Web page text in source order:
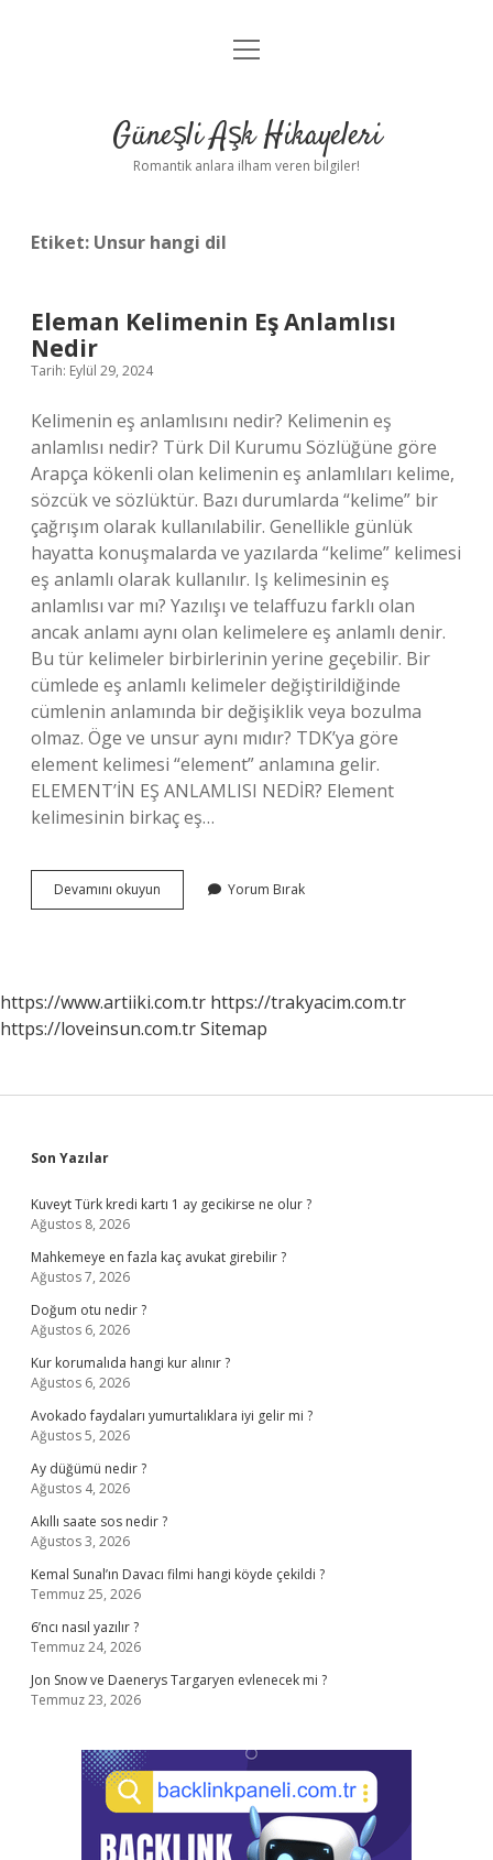
Anasayfa
Yasal Uyarı
menüyü
Güneşli Aşk Hikayeleri
Romantik anlara ilham veren bilgiler!
Etiket: Unsur hangi dil
Eleman Kelimenin Eş Anlamlısı
Nedir
Tarih: Eylül 29, 2024
Kelimenin eş anlamlısını nedir? Kelimenin eş
anlamlısı nedir? Türk Dil Kurumu Sözlüğüne göre
Arapça kökenli olan kelimenin eş anlamlıları kelime,
sözcük ve sözlüktür. Bazı durumlarda “kelime” bir
çağrışım olarak kullanılabilir. Genellikle günlük
hayatta konuşmalarda ve yazılarda “kelime” kelimesi
eş anlamlı olarak kullanılır. Iş kelimesinin eş
anlamlısı var mı? Yazılışı ve telaffuzu farklı olan
ancak anlamı aynı olan kelimelere eş anlamlı denir.
Bu tür kelimeler birbirlerinin yerine geçebilir. Bir
cümlede eş anlamlı kelimeler değiştirildiğinde
cümlenin anlamında bir değişiklik veya bozulma
olmaz. Öge ve unsur aynı mıdır? TDK’ya göre
element kelimesi “element” anlamına gelir.
ELEMENT’İN EŞ ANLAMLISI NEDİR? Element
kelimesinin birkaç eş…
Devamını okuyun
Kelimenin
Yorum Bırak
https://www.artiiki.com.tr https://trakyacim.com.tr
https://loveinsun.com.trSitemap
Sidebar
Son Yazılar
Kuveyt Türk kredi kartı 1 ay gecikirse ne olur ?
Ağustos 8, 2026
Mahkemeye en fazla kaç avukat girebilir ?
Ağustos 7, 2026
Doğum otu nedir ?
Ağustos 6, 2026
Kur korumalıda hangi kur alınır ?
Ağustos 6, 2026
Avokado faydaları yumurtalıklara iyi gelir mi ?
Ağustos 5, 2026
Ay düğümü nedir ?
Ağustos 4, 2026
Akıllı saate sos nedir ?
Ağustos 3, 2026
Kemal Sunal’ın Davacı filmi hangi köyde çekildi ?
Temmuz 25, 2026
6’ncı nasıl yazılır ?
Temmuz 24, 2026
Jon Snow ve Daenerys Targaryen evlenecek mi ?
Temmuz 23, 2026